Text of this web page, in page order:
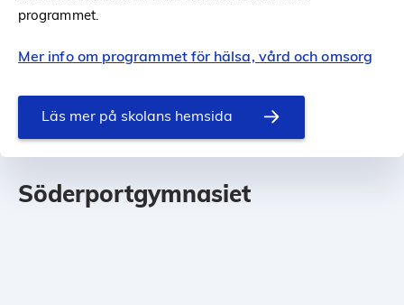
programmet.
Mer info om programmet för hälsa, vård och omsorg
Läs mer på skolans hemsida
Söderportgymnasiet